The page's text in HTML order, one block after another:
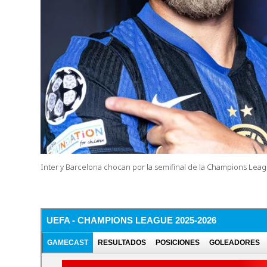
Inter y Barcelona chocan por la semifinal de la Champions